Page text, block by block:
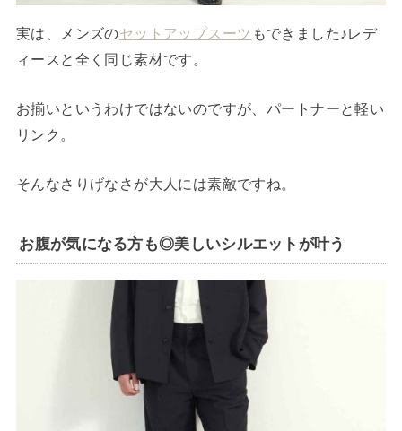
実は、メンズのセットアップスーツ もできました♪レデ
ィースと全く同じ素材です。
お揃いというわけではないのですが、パートナーと軽い
リンク。
そんなさりげなさが大人には素敵ですね。
お腹が気になる方も◎美しいシルエットが叶う